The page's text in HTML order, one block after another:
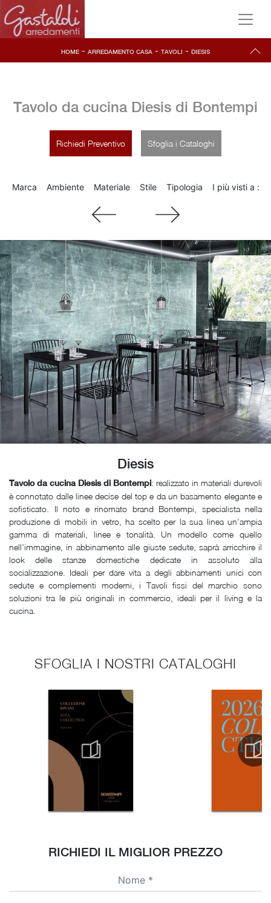
HOME - ARREDAMENTO CASA - TAVOLI - DIESIS
Tavolo da cucina Diesis di Bontempi
Richiedi Preventivo Sfoglia i Cataloghi
Marca Ambiente Materiale Stile Tipologia I più visti a :
Diesis
Tavolo da cucina Diesis di Bontempi: realizzato in materiali durevoli
è connotato dalle linee decise del top e da un basamento elegante e
sofisticato. Il noto e rinomato brand Bontempi, specialista nella
produzione di mobili in vetro, ha scelto per la sua linea un'ampia
gamma di materiali, linee e tonalità. Un modello come quello
nell'immagine, in abbinamento alle giuste sedute, saprà arricchire il
look delle stanze domestiche dedicate in assoluto alla
socializzazione. Ideali per dare vita a degli abbinamenti unici con
sedute e complementi moderni, i Tavoli fissi del marchio sono
soluzioni tra le più originali in commercio, ideali per il living e la
cucina.
SFOGLIA I NOSTRI CATALOGHI
RICHIEDI IL MIGLIOR PREZZO